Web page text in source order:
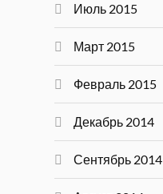
Июль 2015
Март 2015
Февраль 2015
Декабрь 2014
Сентябрь 2014